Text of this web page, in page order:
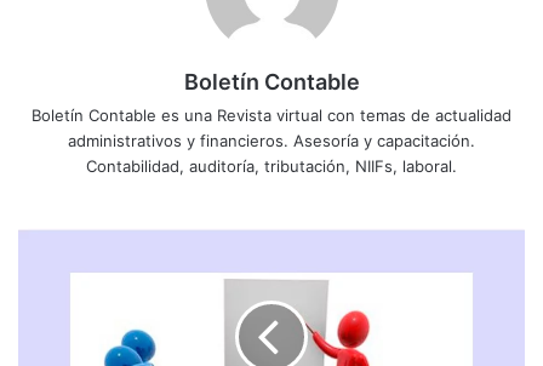
Boletín Contable
Boletín Contable es una Revista virtual con temas de actualidad
administrativos y financieros. Asesoría y capacitación.
Contabilidad, auditoría, tributación, NIIFs, laboral.